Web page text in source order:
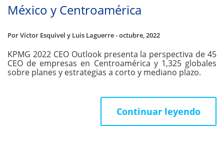
México y Centroamérica
Por Víctor Esquivel y Luis Laguerre - octubre, 2022
KPMG 2022 CEO Outlook presenta la perspectiva de 45
CEO de empresas en Centroamérica y 1,325 globales
sobre planes y estrategias a corto y mediano plazo.
Continuar leyendo